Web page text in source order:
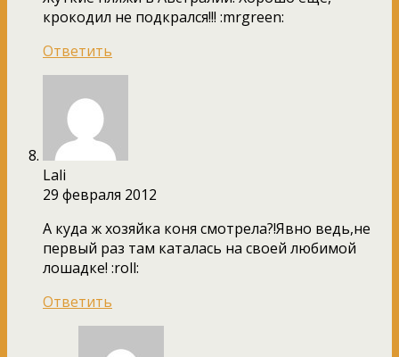
крокодил не подкрался!!! :mrgreen:
Ответить
Lali
29 февраля 2012
А куда ж хозяйка коня смотрела?!Явно ведь,не
первый раз там каталась на своей любимой
лошадке! :roll:
Ответить